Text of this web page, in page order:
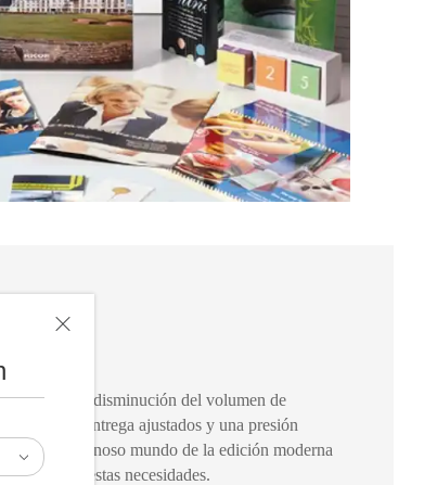
al reto de la disminución del volumen de
plazos de entrega ajustados y una presión
El vertiginoso mundo de la edición moderna
adapten a estas necesidades.